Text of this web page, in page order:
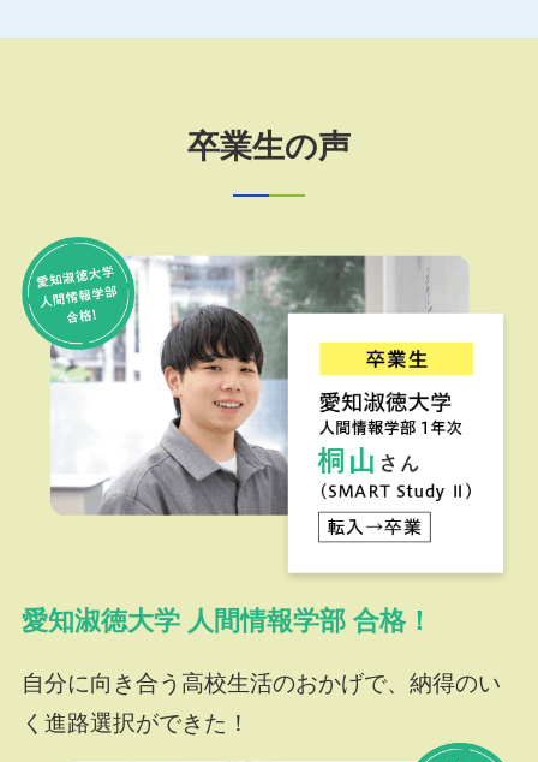
卒業生の声
愛知淑徳大学 人間情報学部 合格！
自分に向き合う高校生活のおかげで、納得のい
く進路選択ができた！